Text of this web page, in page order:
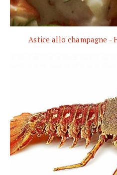
Astice allo champagne -